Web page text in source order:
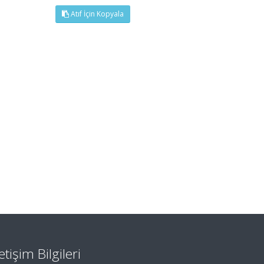
Atıf İçin Kopyala
Bilgileri